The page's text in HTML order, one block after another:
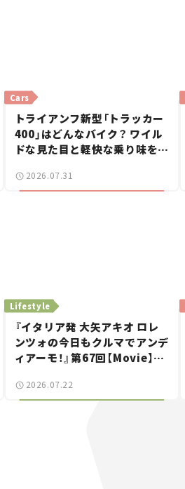
Cars
トライアンフ新型「トラッカー
400」はどんなバイク？ ワイル
ドな見た目と軽快な乗り味を両
ー【試乗レビュー】
2026.07.31
Lifestyle
『イタリア発 大矢アキオ ロレ
ンツォの今日もクルマでアンデ
ィアーモ！』第67回【Movie】
で起きた、若者たちの「驚き」
2026.07.22